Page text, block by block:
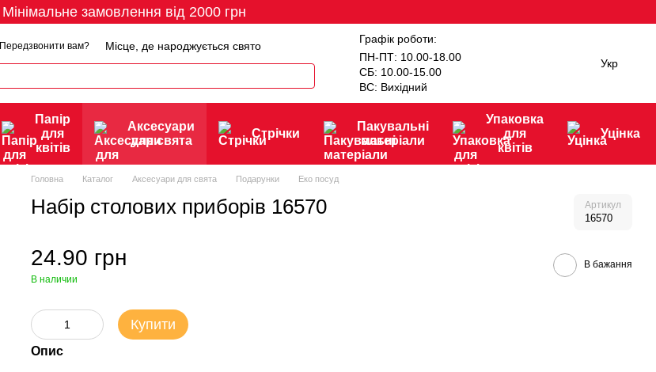
Мінімальне замовлення від 2000 грн
Передзвонити вам? Місце, де народжується свято
Графік роботи:
ПН-ПТ: 10.00-18.00
СБ: 10.00-15.00
ВС: Вихідний
Укр
Папір
для
квітів
Аксесуари
для свята
Стрічки
Пакувальні
матеріали
Упаковка
для
квітів
Уцінка
Головна Каталог Аксесуари для свята Подарунки Еко посуд
Набір столових приборів 16570 Артикул
16570
24.90 грн
В наличии
В бажання
Купити
Опис